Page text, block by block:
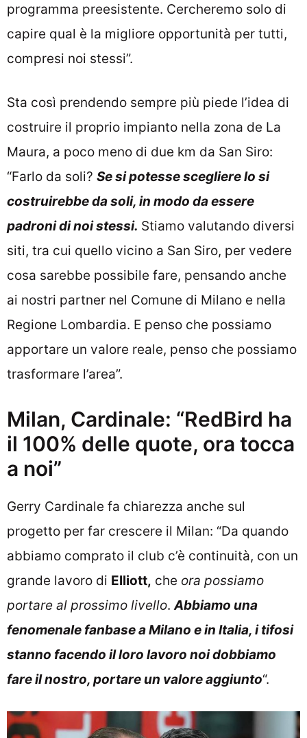
programma preesistente. Cercheremo solo di
capire qual è la migliore opportunità per tutti,
compresi noi stessi”.
Sta così prendendo sempre più piede l’idea di
costruire il proprio impianto nella zona de La
Maura, a poco meno di due km da San Siro:
“Farlo da soli? Se si potesse scegliere lo si
costruirebbe da soli, in modo da essere
padroni di noi stessi. Stiamo valutando diversi
siti, tra cui quello vicino a San Siro, per vedere
cosa sarebbe possibile fare, pensando anche
ai nostri partner nel Comune di Milano e nella
Regione Lombardia. E penso che possiamo
apportare un valore reale, penso che possiamo
trasformare l’area”.
Milan, Cardinale: “RedBird ha
il 100% delle quote, ora tocca
a noi”
Gerry Cardinale fa chiarezza anche sul
progetto per far crescere il Milan: “Da quando
abbiamo comprato il club c’è continuità, con un
grande lavoro di Elliott, che ora possiamo
portare al prossimo livello.Abbiamo una
fenomenale fanbase a Milano e in Italia, i tifosi
stanno facendo il loro lavoro noi dobbiamo
fare il nostro, portare un valore aggiunto“.